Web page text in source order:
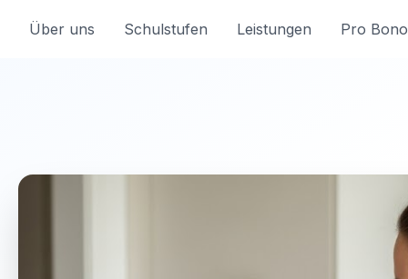
Über uns Schulstufen Leistungen Pro Bono